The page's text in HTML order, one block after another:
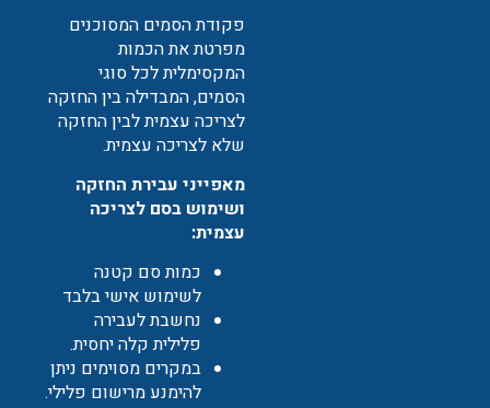
פקודת הסמים המסוכנים
מפרטת את הכמות
המקסימלית לכל סוגי
הסמים, המבדילה בין החזקה
לצריכה עצמית לבין החזקה
שלא לצריכה עצמית.
מאפייני עבירת החזקה
ושימוש בסם לצריכה
עצמית:
כמות סם קטנה
לשימוש אישי בלבד
נחשבת לעבירה
פלילית קלה יחסית.
במקרים מסוימים ניתן
להימנע מרישום פלילי.